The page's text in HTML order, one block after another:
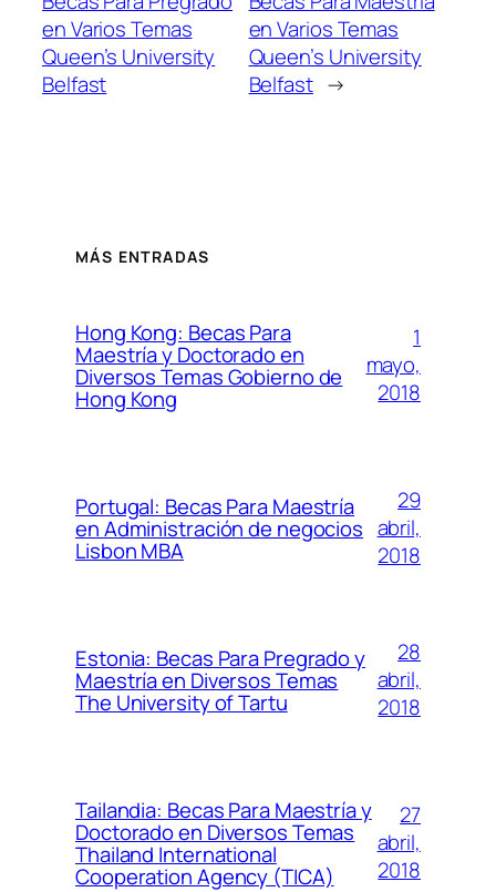
en Varios Temas
Queen’s University
Belfast
en Varios Temas
Queen’s University
Belfast →
MÁS ENTRADAS
Hong Kong: Becas Para
Maestría y Doctorado en
Diversos Temas Gobierno de
Hong Kong
1
mayo,
2018
Portugal: Becas Para Maestría
en Administración de negocios
Lisbon MBA
29
abril,
2018
Estonia: Becas Para Pregrado y
Maestría en Diversos Temas
The University of Tartu
28
abril,
2018
Tailandia: Becas Para Maestría y
Doctorado en Diversos Temas
Thailand International
Cooperation Agency (TICA)
27
abril,
2018